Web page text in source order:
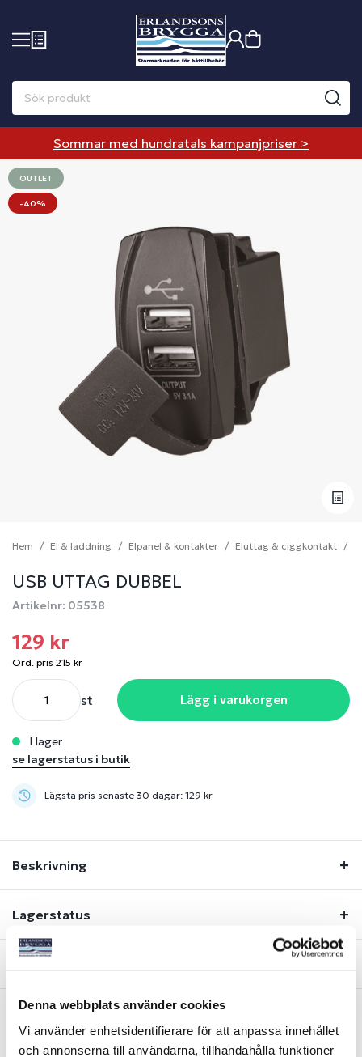
Denna webbplats använder cookies
Vi använder enhetsidentifierare för att anpassa innehållet
och annonserna till användarna, tillhandahålla funktioner
Sommar med hundratals kampanjpriser >
OUTLET
-40%
Hem El & laddning Elpanel & kontakter Eluttag & ciggkontakt
USB UTTAG DUBBEL
Artikelnr: 05538
129 kr
Ord. pris 215 kr
st Lägg i varukorgen
i lager
se lagerstatus i butik
Lägsta pris senaste 30 dagar: 129 kr
Beskrivning
Lagerstatus
Liknande produkter